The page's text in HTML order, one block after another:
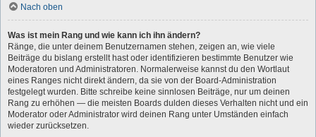
Nach oben
Was ist mein Rang und wie kann ich ihn ändern?
Ränge, die unter deinem Benutzernamen stehen, zeigen an, wie viele
Beiträge du bislang erstellt hast oder identifizieren bestimmte Benutzer wie
Moderatoren und Administratoren. Normalerweise kannst du den Wortlaut
eines Ranges nicht direkt ändern, da sie von der Board-Administration
festgelegt wurden. Bitte schreibe keine sinnlosen Beiträge, nur um deinen
Rang zu erhöhen — die meisten Boards dulden dieses Verhalten nicht und ein
Moderator oder Administrator wird deinen Rang unter Umständen einfach
wieder zurücksetzen.